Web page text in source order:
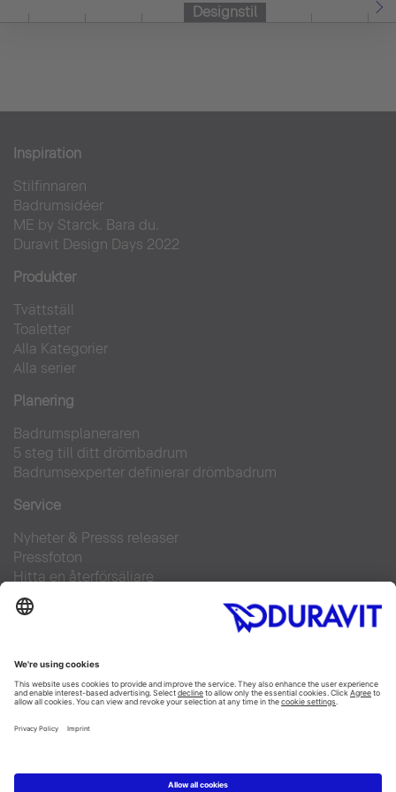
Designstil
Inspiration
Stilfinnaren
Badrumsidéer
ME by Starck. Bara du.
Duravit Design Days 2022
Produkter
Tvättställ
Toaletter
Alla Kategorier
Alla serier
Planering
Badrumsplaneraren
5 steg till ditt drömbadrum
Badrumsexperter definierar drömbadrum
Service
Nyheter & Presss releaser
Pressfoton
Hitta en återförsäljare
FAQs
Facebook
Instagram
Pinterest
Flickr
Copyright © 2026 Duravit AG